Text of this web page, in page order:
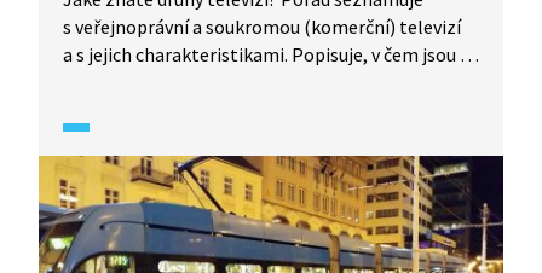
s veřejnoprávní a soukromou (komerční) televizí
a s jejich charakteristikami. Popisuje, v čem jsou si